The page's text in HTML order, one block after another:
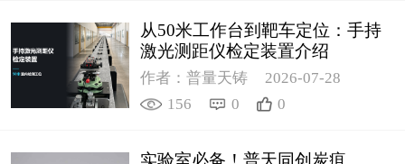
从50米工作台到靶车定位：手持
激光测距仪检定装置介绍
作者：普量天铸
2026-07-28
156
0 0